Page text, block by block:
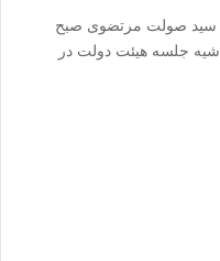
سید صولت مرتضوی صبح
۲۳ اسفند ۱۴۰۲ در حاشیه جلسه هیئت دولت در